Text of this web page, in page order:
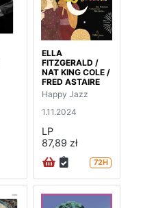
ELLA
FITZGERALD /
NAT KING COLE /
FRED ASTAIRE
Happy Jazz
1.11.2024
LP
87,89 zł
72H